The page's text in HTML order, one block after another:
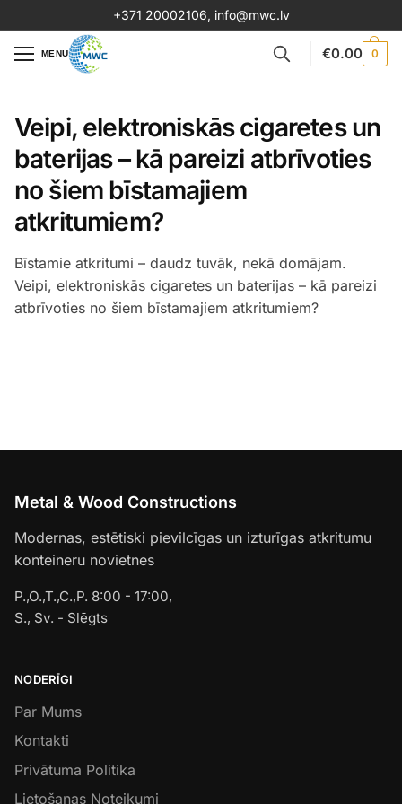
+371 20002106, info@mwc.lv
MENU €0.00 0
Veipi, elektroniskās cigaretes un
baterijas – kā pareizi atbrīvoties
no šiem bīstamajiem
atkritumiem?
Bīstamie atkritumi – daudz tuvāk, nekā domājam.
Veipi, elektroniskās cigaretes un baterijas – kā pareizi
atbrīvoties no šiem bīstamajiem atkritumiem?
Metal & Wood Constructions
Modernas, estētiski pievilcīgas un izturīgas atkritumu
konteineru novietnes
P.,O.,T.,C.,P. 8:00 - 17:00,
S., Sv. - Slēgts
NODERĪGI
Par Mums
Kontakti
Privātuma Politika
Lietošanas Noteikumi